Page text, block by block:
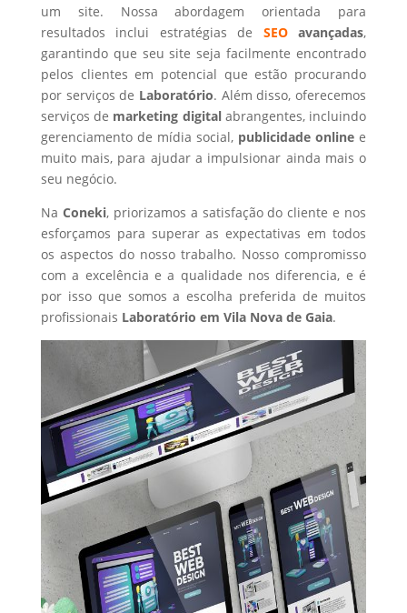
um site. Nossa abordagem orientada para
resultados inclui estratégias de SEOavançadas,
garantindo que seu site seja facilmente encontrado
pelos clientes em potencial que estão procurando
por serviços de Laboratório. Além disso, oferecemos
serviços de marketing digital abrangentes, incluindo
gerenciamento de mídia social, publicidade online e
muito mais, para ajudar a impulsionar ainda mais o
seu negócio.
Na Coneki, priorizamos a satisfação do cliente e nos
esforçamos para superar as expectativas em todos
os aspectos do nosso trabalho. Nosso compromisso
com a excelência e a qualidade nos diferencia, e é
por isso que somos a escolha preferida de muitos
profissionais Laboratório em Vila Nova de Gaia.